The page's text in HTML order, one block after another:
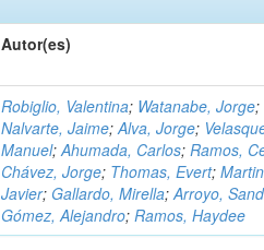
Autor(es)
Robiglio, Valentina; Watanabe, Jorge;
Nalvarte, Jaime;Alva, Jorge;
Manuel;Ahumada, Carlos;Ramos,
Chávez, Jorge; Thomas, Evert;
Javier; Gallardo, Mirella;Arroyo,
Gómez, Alejandro;Ramos, Haydee